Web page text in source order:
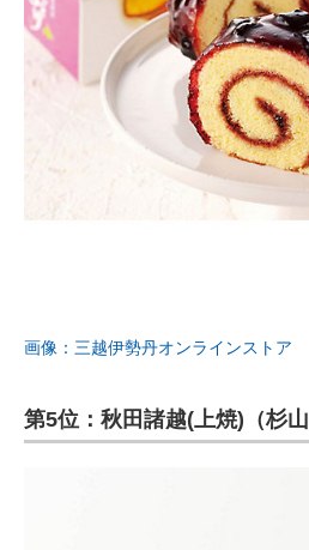
画像：三越伊勢丹オンラインストア
第5位：秋田諸越(上焼)（杉山